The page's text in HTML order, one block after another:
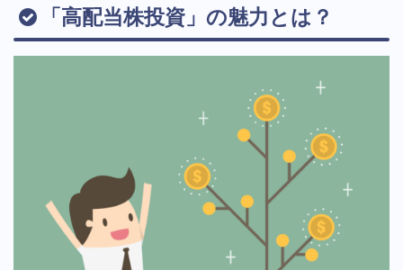
「高配当株投資」の魅力とは？